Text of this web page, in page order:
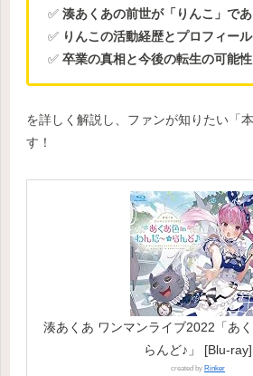
✅ 湊あくあの前世が「りんこ」で
✅ りんこの活動経歴とプロフィール
✅ 卒業の真相と今後の転生の可能性
を詳しく解説し、ファンが知りたい「
す！
湊あくあ ワンマンライブ2022「あ
らんど♪」 [Blu-ray]
created by Rinker